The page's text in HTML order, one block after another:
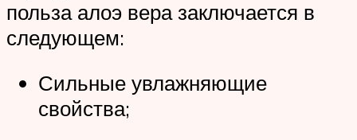
польза алоэ вера заключается в
следующем:
Сильные увлажняющие
свойства;